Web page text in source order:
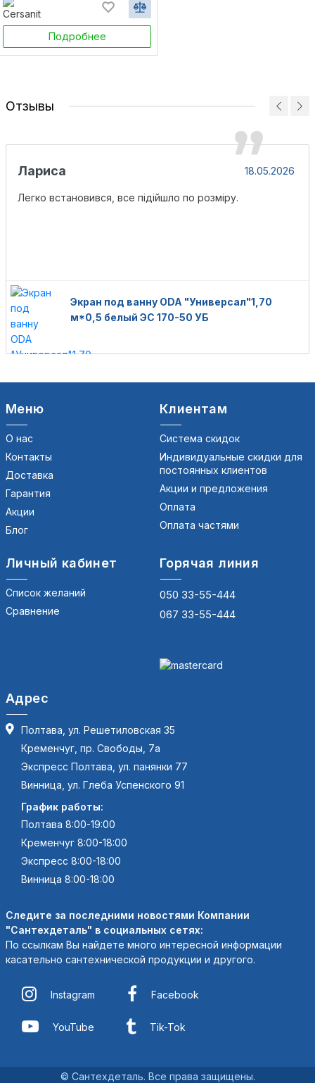
Подробнее
Отзывы
Лариса 18.05.2026
Легко встановився, все підійшло по розміру.
Экран под ванну ODA "Универсал"1,70
м*0,5 белый ЭС 170-50 УБ
Меню
О нас
Контакты
Доставка
Гарантия
Акции
Блог
Клиентам
Система скидок
Индивидуальные скидки для
постоянных клиентов
Акции и предложения
Оплата
Оплата частями
Личный кабинет
Список желаний
Сравнение
Горячая линия
050 33-55-444
067 33-55-444
Адрес
Полтава, ул. Решетиловская 35
Кременчуг, пр. Свободы, 7а
Экспресс Полтава, ул. панянки 77
Винница, ул. Глеба Успенского 91
График работы:
Полтава 8:00-19:00
Кременчуг 8:00-18:00
Экспресс 8:00-18:00
Винница 8:00-18:00
Следите за последними новостями Компании
"Сантехдеталь" в социальных сетях:
По ссылкам Вы найдете много интересной информации
касательно сантехнической продукции и другого.
Instagram Facebook
YouTube Tik-Tok
© Сантехдеталь. Все права защищены.